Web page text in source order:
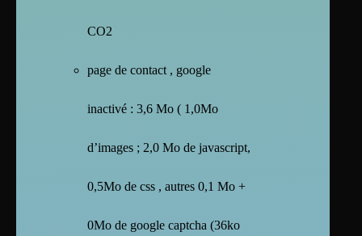
CO2
page de contact , google
inactivé : 3,6 Mo ( 1,0Mo
d’images ; 2,0 Mo de javascript,
0,5Mo de css , autres 0,1 Mo +
0Mo de google captcha (36ko